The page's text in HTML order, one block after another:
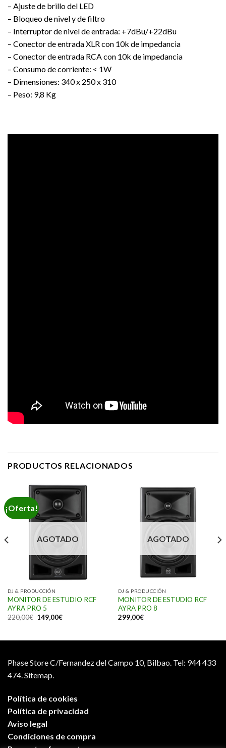
– Ajuste de brillo del LED
– Bloqueo de nivel y de filtro
– Interruptor de nivel de entrada: +7dBu/+22dBu
– Conector de entrada XLR con 10k de impedancia
– Conector de entrada RCA con 10k de impedancia
– Consumo de corriente: < 1W
– Dimensiones: 340 x 250 x 310
– Peso: 9,8 Kg
PRODUCTOS RELACIONADOS
¡Oferta!
AGOTADO
DJ & PRODUCCIÓN
MONITOR DE ESTUDIO RCF
AYRA PRO 5
220,00€ 149,00€
AGOTADO
DJ & PRODUCCIÓN
MONITOR DE ESTUDIO RCF
AYRA PRO 8
299,00€
Phase Store C/Fernandez del Campo 10, Bilbao. Tel: 944 433
474. Sitemap.
Política de cookies
Política de privacidad
Aviso legal
Condiciones de compra